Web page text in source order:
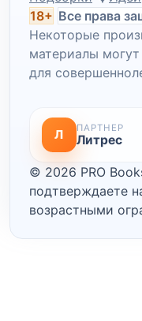
18+ Все права
Некоторые
материалы
для
Л ПАРТНЕР
Литрес
© 2026 PRO
подтверждаете
возрастными